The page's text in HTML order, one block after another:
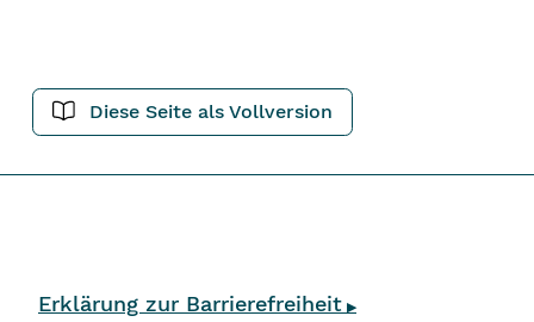
Diese Seite als Vollversion
Erklärung zur Barrierefreiheit ▶